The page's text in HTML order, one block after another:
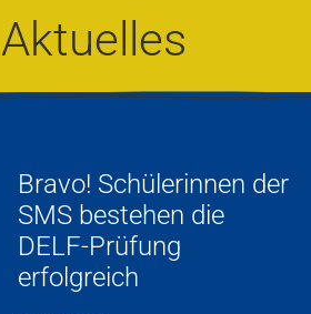
Aktuelles
Bravo! Schülerinnen der
SMS bestehen die
DELF-Prüfung
erfolgreich